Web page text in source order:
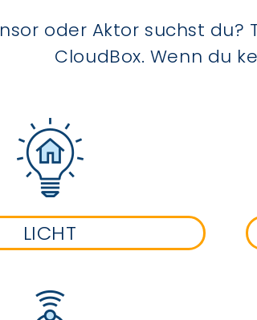
oder Aktor suchst
CloudBox. Wenn du
LICHT